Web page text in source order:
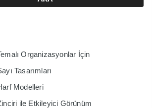
Organizasyonlar İçin
Tasarımları
Modelleri
ile Etkileyici Görünüm